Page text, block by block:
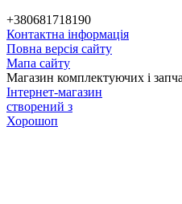
+380681718190
Контактна інформація
Повна версія сайту
Мапа сайту
Магазин комплектуючих і
Інтернет-магазин
створений з
Хорошоп